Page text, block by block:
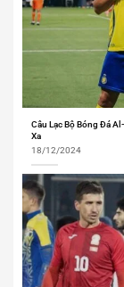
Câu Lạc Bộ Bóng Đá
Xa
18/12/2024